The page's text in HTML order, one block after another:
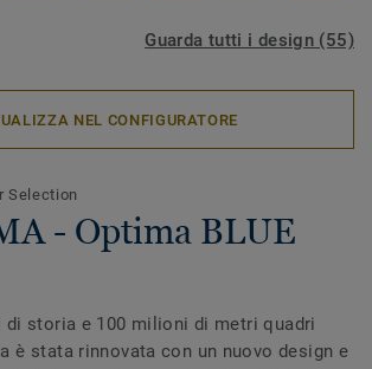
Guarda tutti i design (55)
NEL CONFIGURATORE
Selection
- Optima BLUE
di storia e 100 milioni di metri quadri
è stata rinnovata con un nuovo design e